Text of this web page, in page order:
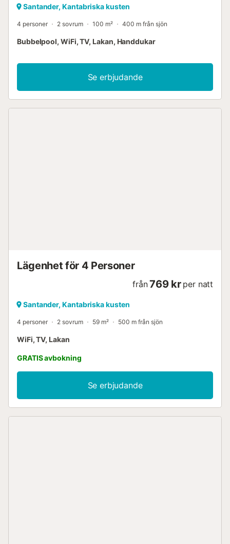
Santander, Kantabriska kusten
4 personer 2 sovrum 100 m² 400 m från sjön
Bubbelpool, WiFi, TV, Lakan, Handdukar
Se erbjudande
Lägenhet för 4 Personer
från 769 kr per natt
Santander, Kantabriska kusten
4 personer 2 sovrum 59 m² 500 m från sjön
WiFi, TV, Lakan
GRATIS avbokning
Se erbjudande